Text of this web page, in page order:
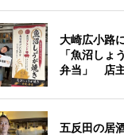
大崎広小路
「魚沼しょ
弁当」 店
五反田の居